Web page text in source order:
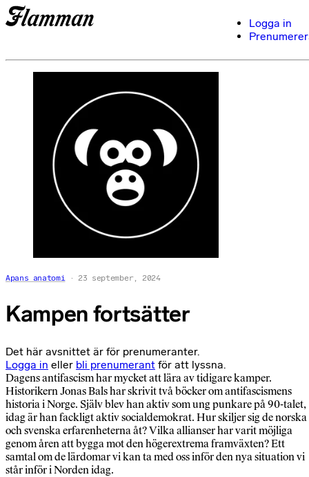
Logga in
Apans anatomi 23 september, 2024
Kampen fortsätter
Det här avsnittet är för prenumeranter.
Logga in eller bli prenumerant för att lyssna.
Dagens antifascism har mycket att lära av tidigare kamper.
Historikern Jonas Bals har skrivit två böcker om antifascismens
historia i Norge. Själv blev han aktiv som ung punkare på 90-talet,
idag är han fackligt aktiv socialdemokrat. Hur skiljer sig de norska
och svenska erfarenheterna åt? Vilka allianser har varit möjliga
genom åren att bygga mot den högerextrema framväxten? Ett
samtal om de lärdomar vi kan ta med oss inför den nya situation vi
står inför i Norden idag.